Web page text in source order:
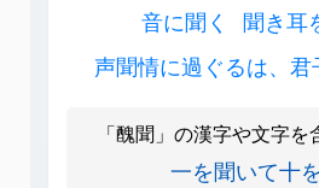
音に聞く
聞き耳
声聞情に過ぐるは、
「醜聞」の漢字や文字を
一を聞いて十